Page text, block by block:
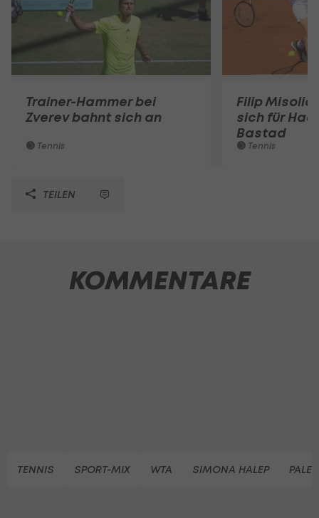
Trainer-Hammer bei
Zverev bahnt sich an
Tennis
Filip
sich für
Bastad
Tennis
TEILEN
KOMMENTARE
TENNIS SPORT-MIX WTA SIMONA HALEP